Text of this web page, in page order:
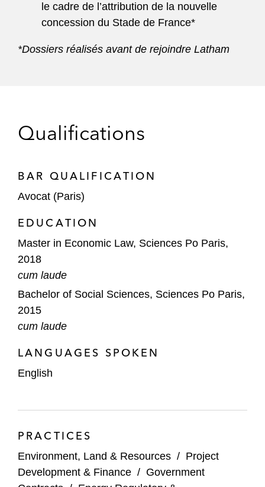
le cadre de l’attribution de la nouvelle
concession du Stade de France*
*Dossiers réalisés avant de rejoindre Latham
Qualifications
BAR QUALIFICATION
Avocat (Paris)
EDUCATION
Master in Economic Law, Sciences Po Paris,
2018
cum laude
Bachelor of Social Sciences, Sciences Po Paris,
2015
cum laude
LANGUAGES SPOKEN
English
PRACTICES
Environment, Land & Resources / Project
Development & Finance / Government